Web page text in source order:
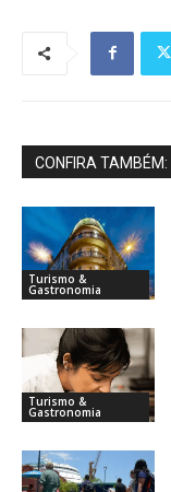
CONFIRA TAMBÉM:
Turismo &
Gastronomia
Turismo &
Gastronomia